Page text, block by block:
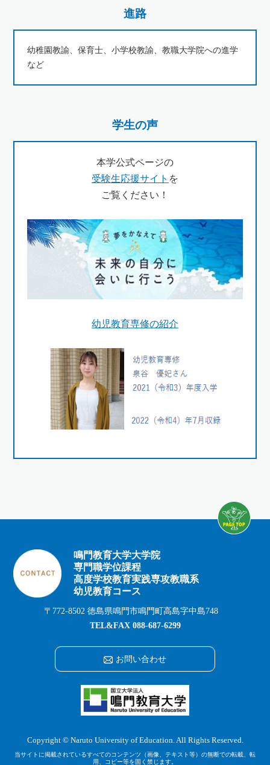
進路
幼稚園教諭、保育士、小学校教諭、教職大学院への進学
など
学生の声
本学公式ページの
受験生応援サイト を
ご覧ください！
幼児教育専修の紹介
鳴門教育大学大学院
専門職学位課程
高度学校教育実践専攻教職系
幼児教育コース
〒772-8502 徳島県鳴門市鳴門町高島字中島748
TEL&FAX 088-687-6299
お問い合わせ
Copyright © Naruto University of Education. All Rights Reserved.
当サイトに掲載されているすべてのコンテンツ（画像、テキスト等）の無断での転載、転
用、コピー等を固く禁じます。